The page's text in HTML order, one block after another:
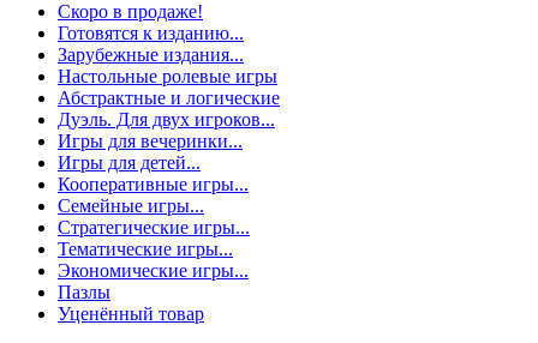
Скоро в продаже!
Готовятся к изданию...
Зарубежные издания...
Настольные ролевые игры
Абстрактные и логические
Дуэль. Для двух игроков...
Игры для вечеринки...
Игры для детей...
Кооперативные игры...
Семейные игры...
Стратегические игры...
Тематические игры...
Экономические игры...
Пазлы
Уценённый товар